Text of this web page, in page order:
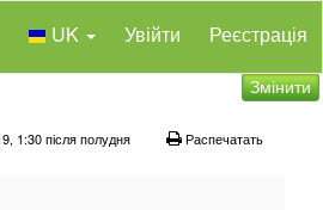
UK Увійти Реєстрація
Змінити
1:30 після полудня Распечатать